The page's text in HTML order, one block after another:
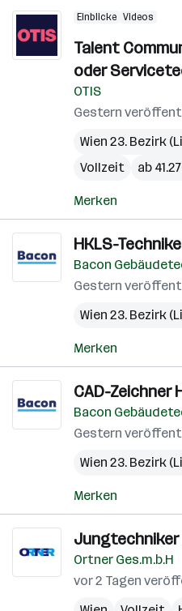
Einblicke Videos
Talent
oder
OTIS
Gestern
Wien 23. Bezirk
Vollzeit
ab
Merken
HKLS-
Bacon
Gestern
Wien 23. Bezirk
Merken
CAD-Zeichner
Bacon
Gestern
Wien 23. Bezirk
Merken
Jungtechniker
Ortner Ges.m.b.H
vor 2 Tagen